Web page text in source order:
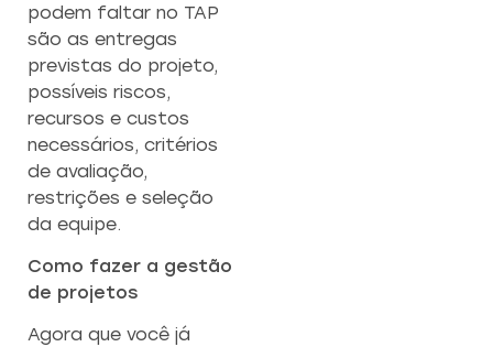
podem faltar no TAP
são as entregas
previstas do projeto,
possíveis riscos,
recursos e custos
necessários, critérios
de avaliação,
restrições e seleção
da equipe.
Como fazer a gestão
de projetos
Agora que você já